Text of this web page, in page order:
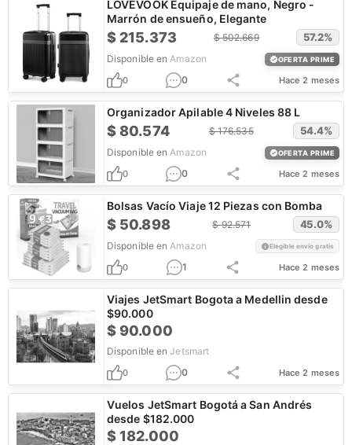
LOVEVOOK Equipaje de mano, Negro -
Marrón de ensueño, Elegante
$ 215.373 $502.669 57.2%
Disponible en Amazon OFERTA PRIME
0 0 Hace 2 meses
Organizador Apilable 4 Niveles 88 L
$80.574 $176.535 54.4%
Disponible en Amazon OFERTA PRIME
0 0 Hace 2 meses
Bolsas Vacío Viaje 12 Piezas con Bomba
$ 50.898 $92.571 45.0%
Disponible en Amazon Elegible envío gratis
0 1 Hace 2 meses
Viajes JetSmart Bogota a Medellin desde
$90.000
$ 90.000
Disponible en Jetsmart
0 0 Hace 2 meses
Vuelos JetSmart Bogotá a San Andrés
desde $182.000
$182.000